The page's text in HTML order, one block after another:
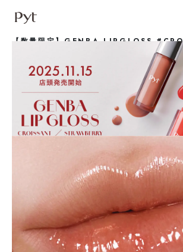
【数量限定】GENBA LIPGLOSS